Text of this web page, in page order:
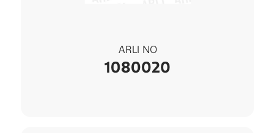
ARLI NO
1080020